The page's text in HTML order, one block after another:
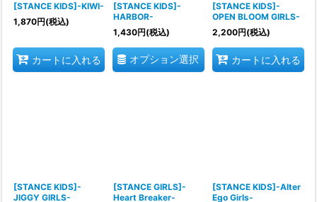
[STANCE KIDS]-KIWI-
1,870円(税込)
カートに入れる
[STANCE KIDS]-
HARBOR-
1,430円(税込)
オプション選択
[STANCE KIDS]-
OPEN BLOOM GIRLS-
2,200円(税込)
カートに入れる
[STANCE KIDS]-
JIGGY GIRLS-
[STANCE GIRLS]-
Heart Breaker-
[STANCE KIDS]-Alter
Ego Girls-